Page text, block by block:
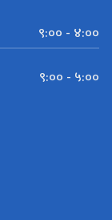
९:०० - ४:००
९:०० - ५:००